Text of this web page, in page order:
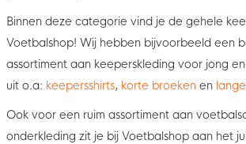
Binnen deze categorie vind je de gehele
Voetbalshop! Wij hebben bijvoorbeeld een
assortiment aan keeperskleding voor jong
uit o.a: keepersshirts, korte broeken en
Ook voor een ruim assortiment aan
onderkleding zit je bij Voetbalshop aan het